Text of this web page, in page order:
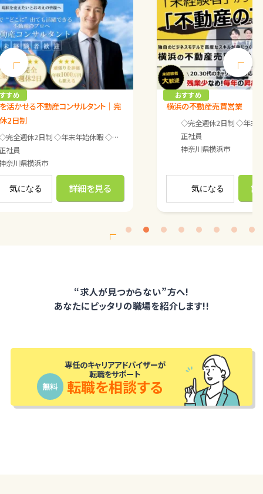
営業メンバーはご提案やお客様との関わりに”専
念”できる環境です！！
・新規のお客様対応をするのは、提携企業様からご
紹介頂いた際やイベントでご挨拶したお客様！
・ 押し売り、無理な電話営業、飛び込み営業は一切
一切ございません！
・対象顧客は不動産オーナー
・見積、契約、工事の段取りなどのサポート業務を
合わせて対応。 うまくいかない日には仕事を切り上げます。 やりたくない時はやら
歳／女性／主婦） 特に定休日は決めておらず、 お客さまの都合に合わせて対応。 う
横浜の不動産売買営業
正社員
気になる
宅建を活
週休2日制
気
Next
“求人が見つからない”方へ!
あなたにピッタリの職場を紹介します!!
専任のキャリアアドバイザーが
転職をサポート
無料
転職を相談する